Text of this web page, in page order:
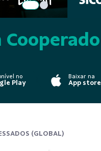
Cooperado
no
Play
Baixar na
App store
(GLOBAL)